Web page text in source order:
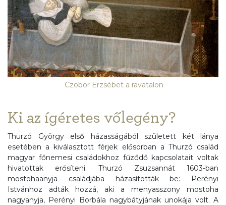
Czobor Erzsébet a ravatalon
Ki az ígéretes vőlegény?
Thurzó György első házasságából született két lánya
esetében a kiválasztott férjek elősorban a Thurzó család
magyar főnemesi családokhoz fűződő kapcsolatait voltak
hivatottak erősíteni. Thurzó Zsuzsannát 1603-ban
mostohaanyja családjába házasították be: Perényi
Istvánhoz adták hozzá, aki a menyasszony mostoha
nagyanyja, Perényi Borbála nagybátyjának unokája volt. A